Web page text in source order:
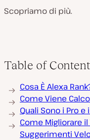
Scopriamo di più.
Table of
Cosa È Alexa
Come Viene
Quali Sono i Pro e
Come Migliorare
Suggerimenti